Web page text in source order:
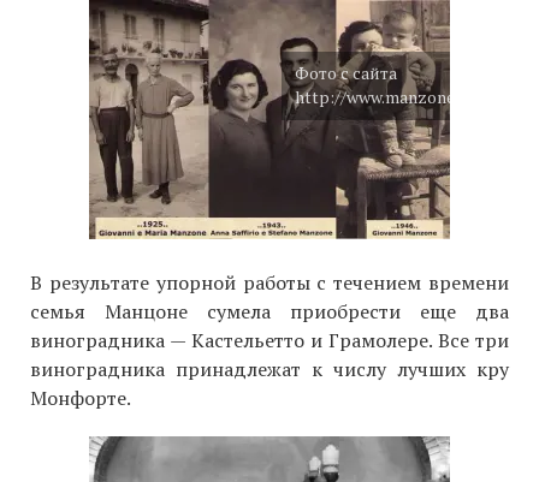
Фото с сайта
http://
В результате упорной работы с течением времени
семья Манцоне сумела приобрести еще два
виноградника — Кастельетто и Грамолере. Все три
виноградника принадлежат к числу лучших кру
Монфорте.